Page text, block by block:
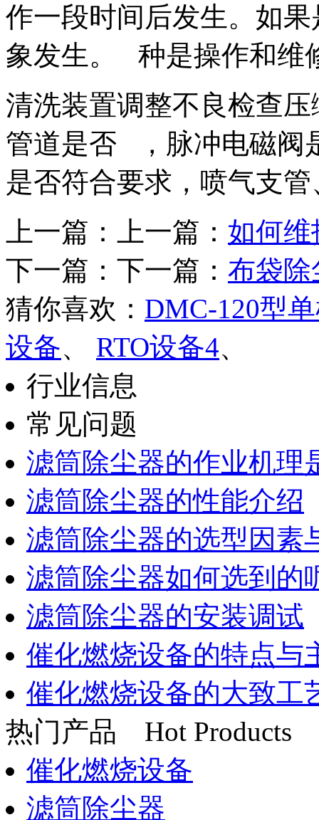
作一段时间后发生。如
象发生。 种是操作和维
清洗装置调整不良检查
管道是否 ，脉冲电磁阀
是否符合要求，喷气支
上一篇：上一篇： 如何
下一篇：下一篇： 布袋除
猜你喜欢： DMC-120型
设备、 RTO设备4、
行业信息
常见问题
滤筒除尘器的作业机理
滤筒除尘器的性能介绍
滤筒除尘器的选型因素
滤筒除尘器如何选到的
滤筒除尘器的安装调试
催化燃烧设备的特点与
催化燃烧设备的大致工
热门产品
Hot Products
催化燃烧设备
滤筒除尘器